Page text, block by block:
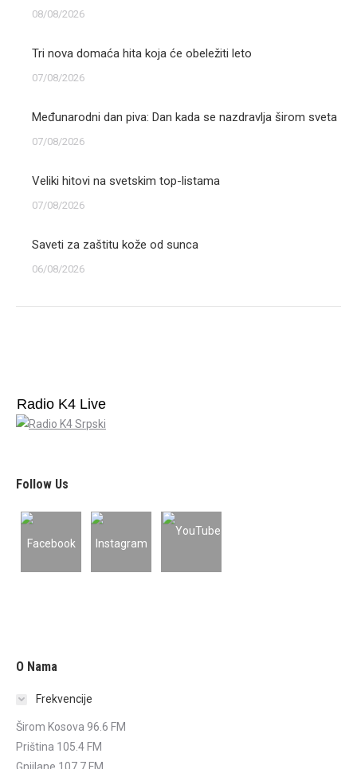
08/08/2026
Tri nova domaća hita koja će obeležiti leto
07/08/2026
Međunarodni dan piva: Dan kada se nazdravlja širom sveta
07/08/2026
Veliki hitovi na svetskim top-listama
07/08/2026
Saveti za zaštitu kože od sunca
06/08/2026
Radio K4 Live
Follow Us
O Nama
Frekvencije
Širom Kosova 96.6 FM
Priština 105.4 FM